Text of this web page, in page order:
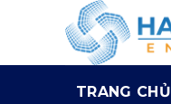
TRANG CHỦ